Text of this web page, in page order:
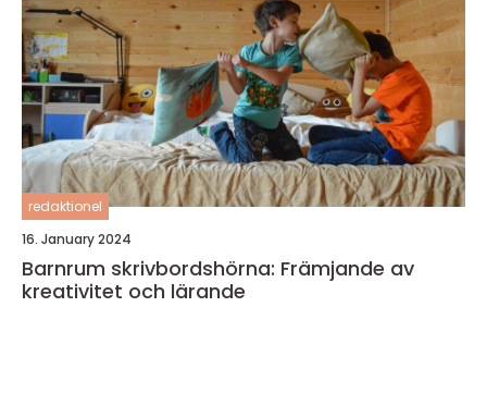
redaktionel
16. January 2024
Barnrum skrivbordshörna: Främjande av
kreativitet och lärande